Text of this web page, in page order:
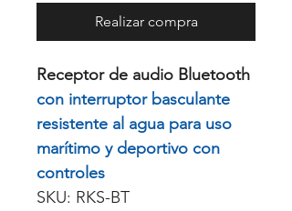
Realizar compra
Receptor de audio Bluetooth
con interruptor basculante
resistente al agua para uso
marítimo y deportivo con
controles
SKU: RKS-BT